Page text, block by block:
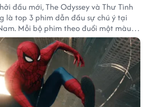
đầu mới, The Odyssey và Thư Tình
là top 3 phim dẫn đầu sự chú ý tại
Mỗi bộ phim theo đuổi một màu
đều ghi nhận những thành tích
chú ý.